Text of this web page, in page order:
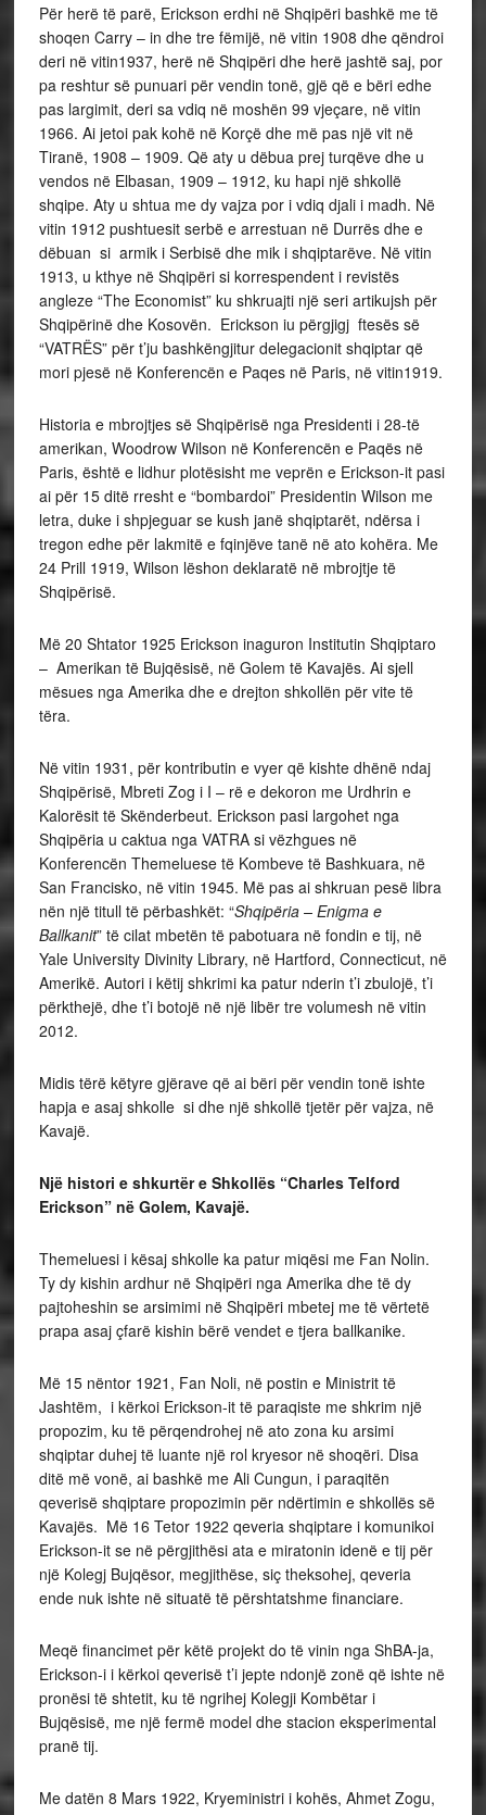
Për herë të parë, Erickson erdhi në Shqipëri bashkë me të
shoqen Carry – in dhe tre fëmijë, në vitin 1908 dhe qëndroi
deri në vitin1937, herë në Shqipëri dhe herë jashtë saj, por
pa reshtur së punuari për vendin tonë, gjë që e bëri edhe
pas largimit, deri sa vdiq në moshën 99 vjeçare, në vitin
1966. Ai jetoi pak kohë në Korçë dhe më pas një vit në
Tiranë, 1908 – 1909. Që aty u dëbua prej turqëve dhe u
vendos në Elbasan, 1909 – 1912, ku hapi një shkollë
shqipe. Aty u shtua me dy vajza por i vdiq djali i madh. Në
vitin 1912 pushtuesit serbë e arrestuan në Durrës dhe e
dëbuan si armik i Serbisë dhe mik i shqiptarëve. Në vitin
1913, u kthye në Shqipëri si korrespendent i revistës
angleze “The Economist” ku shkruajti një seri artikujsh për
Shqipërinë dhe Kosovën. Erickson iu përgjigj ftesës së
“VATRËS” për t’ju bashkëngjitur delegacionit shqiptar që
mori pjesë në Konferencën e Paqes në Paris, në vitin1919.
Historia e mbrojtjes së Shqipërisë nga Presidenti i 28-të
amerikan, Woodrow Wilson në Konferencën e Paqës në
Paris, është e lidhur plotësisht me veprën e Erickson-it pasi
ai për 15 ditë rresht e “bombardoi” Presidentin Wilson me
letra, duke i shpjeguar se kush janë shqiptarët, ndërsa i
tregon edhe për lakmitë e fqinjëve tanë në ato kohëra. Me
24 Prill 1919, Wilson lëshon deklaratë në mbrojtje të
Shqipërisë.
Më 20 Shtator 1925 Erickson inaguron Institutin Shqiptaro
– Amerikan të Bujqësisë, në Golem të Kavajës. Ai sjell
mësues nga Amerika dhe e drejton shkollën për vite të
tëra.
Në vitin 1931, për kontributin e vyer që kishte dhënë ndaj
Shqipërisë, Mbreti Zog i I – rë e dekoron me Urdhrin e
Kalorësit të Skënderbeut. Erickson pasi largohet nga
Shqipëria u caktua nga VATRA si vëzhgues në
Konferencën Themeluese të Kombeve të Bashkuara, në
San Francisko, në vitin 1945. Më pas ai shkruan pesë libra
nën një titull të përbashkët: “Shqipëria – Enigma e
Ballkanit” të cilat mbetën të pabotuara në fondin e tij, në
Yale University Divinity Library, në Hartford, Connecticut, në
Amerikë. Autori i këtij shkrimi ka patur nderin t’i zbulojë, t’i
përkthejë, dhe t’i botojë në një libër tre volumesh në vitin
2012.
Midis tërë këtyre gjërave që ai bëri për vendin tonë ishte
hapja e asaj shkolle si dhe një shkollë tjetër për vajza, në
Kavajë.
Një histori e shkurtër e Shkollës “Charles Telford
Erickson” në Golem, Kavajë.
Themeluesi i kësaj shkolle ka patur miqësi me Fan Nolin.
Ty dy kishin ardhur në Shqipëri nga Amerika dhe të dy
pajtoheshin se arsimimi në Shqipëri mbetej me të vërtetë
prapa asaj çfarë kishin bërë vendet e tjera ballkanike.
Më 15 nëntor 1921, Fan Noli, në postin e Ministrit të
Jashtëm, i kërkoi Erickson-it të paraqiste me shkrim një
propozim, ku të përqendrohej në ato zona ku arsimi
shqiptar duhej të luante një rol kryesor në shoqëri. Disa
ditë më vonë, ai bashkë me Ali Cungun, i paraqitën
qeverisë shqiptare propozimin për ndërtimin e shkollës së
Kavajës. Më 16 Tetor 1922 qeveria shqiptare i komunikoi
Erickson-it se në përgjithësi ata e miratonin idenë e tij për
një Kolegj Bujqësor, megjithëse, siç theksohej, qeveria
ende nuk ishte në situatë të përshtatshme financiare.
Meqë financimet për këtë projekt do të vinin nga ShBA-ja,
Erickson-i i kërkoi qeverisë t’i jepte ndonjë zonë që ishte në
pronësi të shtetit, ku të ngrihej Kolegji Kombëtar i
Bujqësisë, me një fermë model dhe stacion eksperimental
pranë tij.
Me datën 8 Mars 1922, Kryeministri i kohës, Ahmet Zogu,